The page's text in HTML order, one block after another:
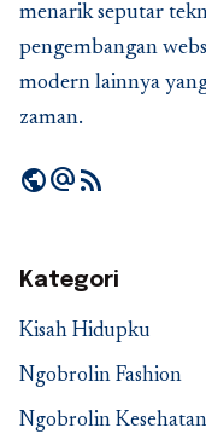
menarik seputar
pengembangan
modern lainnya
zaman.
publicalternate_emailrss_feed
Kategori
Kisah Hidupku
Ngobrolin Fashion
Ngobrolin Kesehatan